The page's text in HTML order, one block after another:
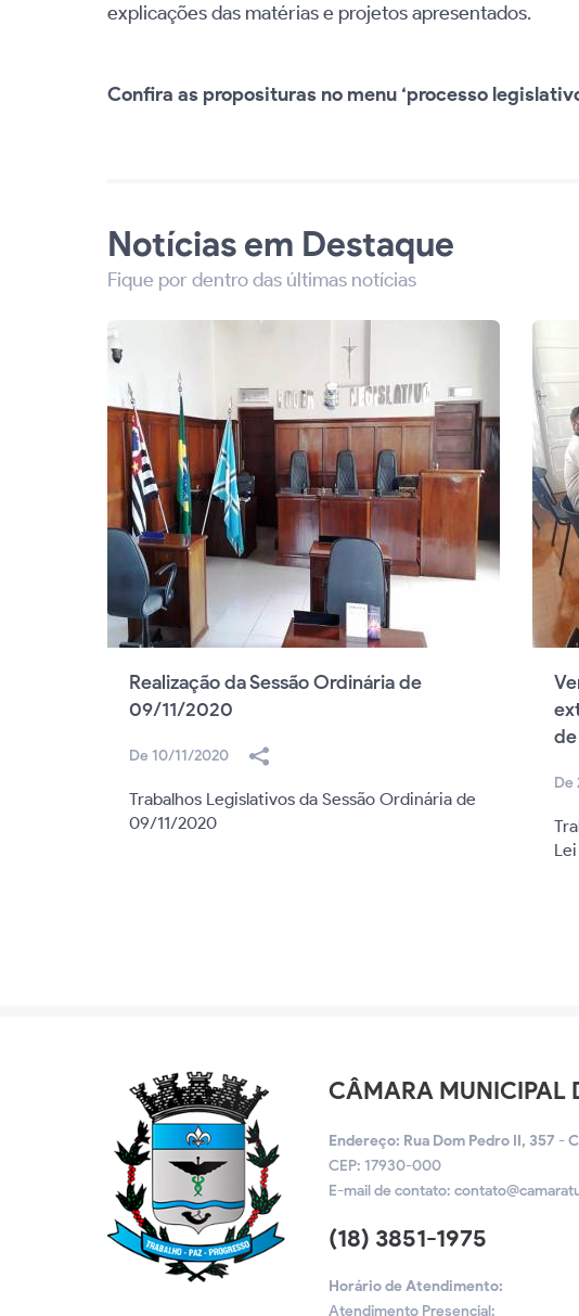
explicações das matérias e projetos apresentados.
Confira as proposituras no menu ‘processo
Notícias em Destaque
Fique por dentro das últimas notícias
Realização da Sessão Ordinária de
09/11/2020
De 10/11/2020
Trabalhos Legislativos da Sessão Ordinária de
09/11/2020
De
CÂMARA MUNICIPAL
Endereço: Rua Dom Pedro II, 357 -
CEP: 17930-000
E-mail de contato:
(18) 3851-1975
Horário de Atendimento:
Atendimento Presencial: